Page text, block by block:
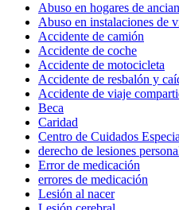
Abuso en hogares de
Abuso en instalaciones de
Accidente de camión
Accidente de coche
Accidente de motocicleta
Accidente de resbalón y
Accidente de viaje
Beca
Caridad
Centro de Cuidados
derecho de lesiones
Error de medicación
errores de medicación
Lesión al nacer